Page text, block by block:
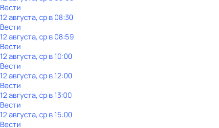
Вести
12 августа, ср в 08:30
Вести
12 августа, ср в 08:59
Вести
12 августа, ср в 10:00
Вести
12 августа, ср в 12:00
Вести
12 августа, ср в 13:00
Вести
12 августа, ср в 15:00
Вести